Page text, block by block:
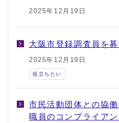
2025年12月19日
大阪市登録調査員を
2025年12月19日
役立ちたい
市民活動団体との協
職員のコンプライア